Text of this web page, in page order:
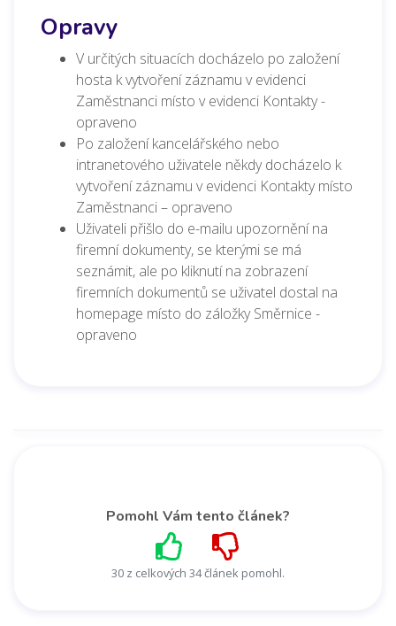
Pomohl Vám tento článek?
30 z celkových 34 článek pomohl.
Opravy
V určitých situacích docházelo po založení
hosta k vytvoření záznamu v evidenci
Zaměstnanci místo v evidenci Kontakty -
opraveno
Po založení kancelářského nebo
intranetového uživatele někdy docházelo k
vytvoření záznamu v evidenci Kontakty místo
Zaměstnanci – opraveno
Uživateli přišlo do e-mailu upozornění na
firemní dokumenty, se kterými se má
seznámit, ale po kliknutí na zobrazení
firemních dokumentů se uživatel dostal na
homepage místo do záložky Směrnice -
opraveno